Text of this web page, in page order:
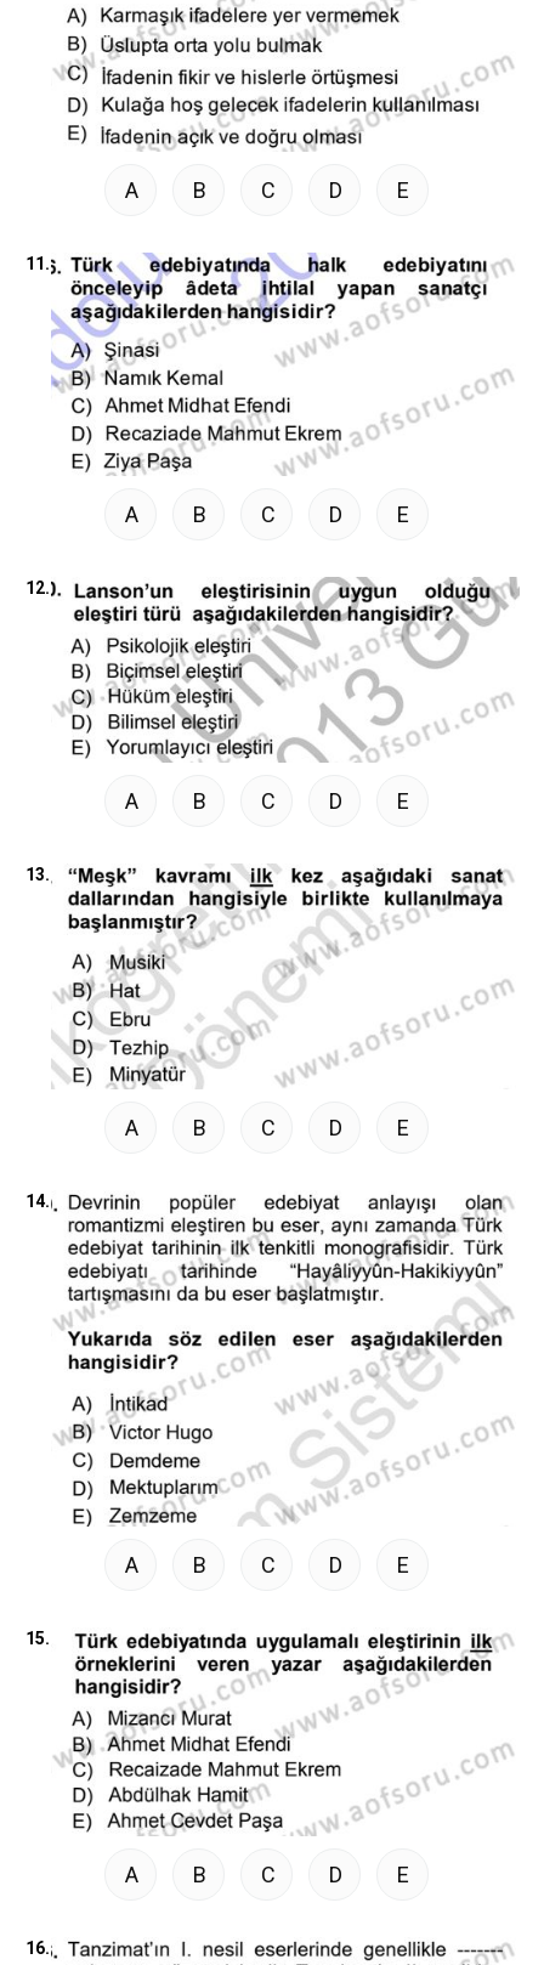
A B C D E
11.
A B C D E
12.
A B C D E
13.
A B C D E
14.
A B C D E
15.
A B C D E
16.